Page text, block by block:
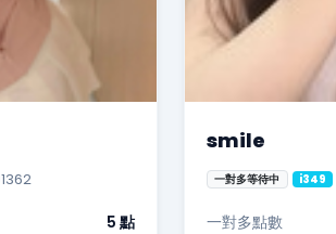
5 點
smile
一對多等待中 i349
一對多點數